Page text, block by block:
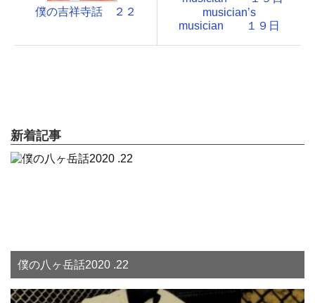
僕の吉祥寺話 ２２
musician’s
musician １９日
新着記事
僕の八ヶ岳話2020 .22